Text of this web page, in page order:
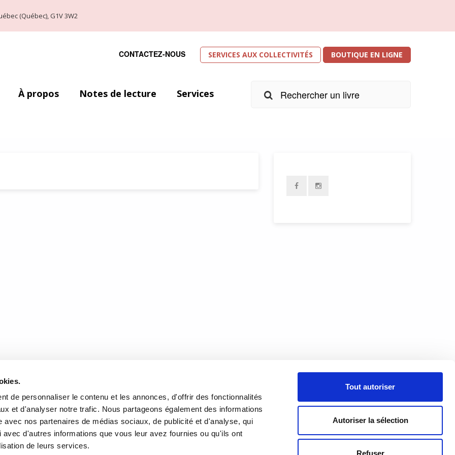
de personnaliser le contenu et les annonces, d'offrir des fonctionnalités
et d'analyser notre trafic. Nous partageons également des informations
avec nos partenaires de médias sociaux, de publicité et d'analyse, qui
d'autres informations que vous leur avez fournies ou qu'ils ont
de leurs services.
Tout autoriser
Autoriser la sélection
Refuser
(Québec), G1V 3W2
CONTACTEZ-NOUS SERVICES AUX COLLECTIVITÉS BOUTIQUE EN LIGNE
À propos Notes de lecture Services
de l'Église, Québec, QC
l’itinéraire
3640
Lundi au mercredi: 9h00 à 18h00
Jeudi et vendredi:
9h00 à 21h00
Samedi:
9h00 à 17h00
Dimanche :10h00 à 17h00
Fermé les jours fériés
À PROPOS
ÉQUIPE